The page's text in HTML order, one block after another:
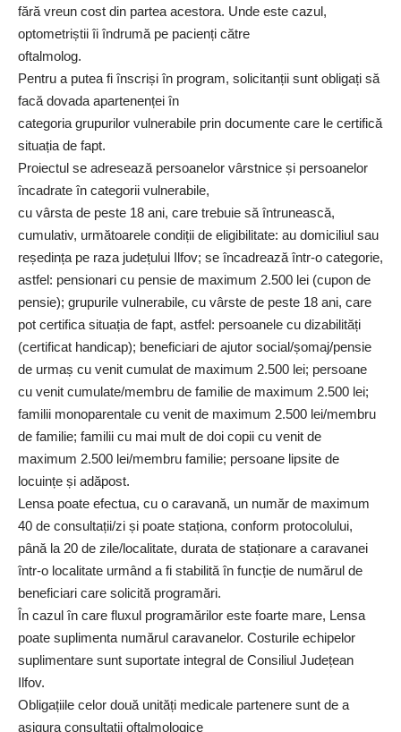
fără vreun cost din partea acestora. Unde este cazul,
optometriștii îi îndrumă pe pacienți către
oftalmolog.
Pentru a putea fi înscriși în program, solicitanții sunt obligați să
facă dovada apartenenței în
categoria grupurilor vulnerabile prin documente care le certifică
situația de fapt.
Proiectul se adresează persoanelor vârstnice și persoanelor
încadrate în categorii vulnerabile,
cu vârsta de peste 18 ani, care trebuie să întrunească,
cumulativ, următoarele condiții de eligibilitate: au domiciliul sau
reședința pe raza județului Ilfov; se încadrează într-o categorie,
astfel: pensionari cu pensie de maximum 2.500 lei (cupon de
pensie); grupurile vulnerabile, cu vârste de peste 18 ani, care
pot certifica situația de fapt, astfel: persoanele cu dizabilități
(certificat handicap); beneficiari de ajutor social/șomaj/pensie
de urmaș cu venit cumulat de maximum 2.500 lei; persoane
cu venit cumulate/membru de familie de maximum 2.500 lei;
familii monoparentale cu venit de maximum 2.500 lei/membru
de familie; familii cu mai mult de doi copii cu venit de
maximum 2.500 lei/membru familie; persoane lipsite de
locuințe și adăpost.
Lensa poate efectua, cu o caravană, un număr de maximum
40 de consultații/zi și poate staționa, conform protocolului,
până la 20 de zile/localitate, durata de staționare a caravanei
într-o localitate urmând a fi stabilită în funcție de numărul de
beneficiari care solicită programări.
În cazul în care fluxul programărilor este foarte mare, Lensa
poate suplimenta numărul caravanelor. Costurile echipelor
suplimentare sunt suportate integral de Consiliul Județean
Ilfov.
Obligațiile celor două unități medicale partenere sunt de a
asigura consultații oftalmologice